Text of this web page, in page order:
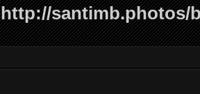
http://santimb.photos/